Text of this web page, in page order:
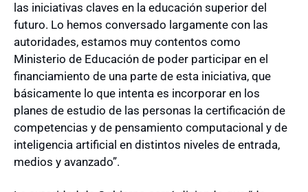
las iniciativas claves en la educación superior del
futuro. Lo hemos conversado largamente con las
autoridades, estamos muy contentos como
Ministerio de Educación de poder participar en el
financiamiento de una parte de esta iniciativa, que
básicamente lo que intenta es incorporar en los
planes de estudio de las personas la certificación de
competencias y de pensamiento computacional y de
inteligencia artificial en distintos niveles de entrada,
medios y avanzado”.